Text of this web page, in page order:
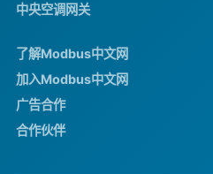
中央空调网关
了解Modbus中文网
加入Modbus中文网
广告合作
合作伙伴